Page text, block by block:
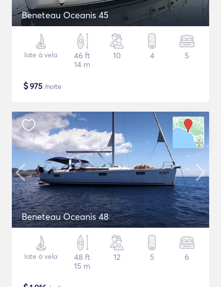
Beneteau Oceanis 45
Iate à vela
46 ft
14 m
10 4 5
$975 /noite
Beneteau Oceanis 48
Iate à vela
48 ft
15 m
12 5 6